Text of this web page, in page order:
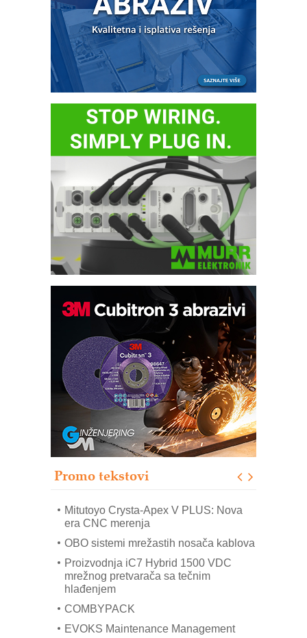
Promo tekstovi
Automatizacija pakovanja · Display
(Shelf-Ready) omotnice
Potpuna efikasnost bez složenih
sistema
Trajna oznaka kao dugoročna korist
Bezbednost na prvom mestu!
IB BLUMENAUER - više od 40 godina
poverenja u industriji
Art Utopia Studio – vizuelne priče
Mitutoyo Crysta-Apex V PLUS: Nova
era CNC merenja
OBO sistemi mrežastih nosača kablova
Proizvodnja iC7 Hybrid 1500 VDC
mrežnog pretvarača sa tečnim
hlađenjem
COMBYPACK
EVOKS Maintenance Management